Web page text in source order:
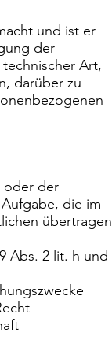
und ist er
der
Art,
darüber zu
oder der
die im
übertragen
Abs. 2 lit. h und